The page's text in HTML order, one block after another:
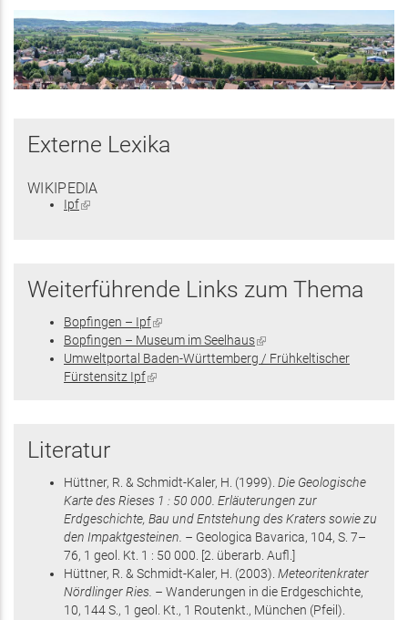
Externe Lexika
WIKIPEDIA
Ipf(Link
Weiterführende Links zum Thema
Bopfingen – Ipf(Link
ist
extern)
Bopfingen – Museum im Seelhaus(Link
ist
Umweltportal Baden-Württemberg / Frühkeltischer
Fürstensitz Ipf(Link
Literatur
Hüttner, R. & Schmidt-Kaler, H. (1999). Die Geologische
Karte des Rieses 1 : 50 000. Erläuterungen zur
Erdgeschichte, Bau und Entstehung des Kraters sowie zu
den Impaktgesteinen. – Geologica Bavarica, 104, S. 7–
76, 1 geol. Kt. 1 : 50 000. [2. überarb. Aufl.]
Hüttner, R. & Schmidt-Kaler, H. (2003). Meteoritenkrater
Nördlinger Ries. – Wanderungen in die Erdgeschichte,
10, 144 S., 1 geol. Kt., 1 Routenkt., München (Pfeil).